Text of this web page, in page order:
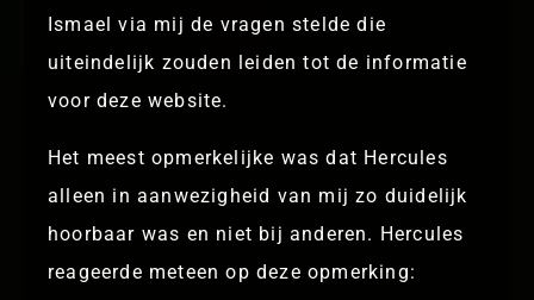
Ismael via mij de vragen stelde die
uiteindelijk zouden leiden tot de informatie
voor deze website.
Het meest opmerkelijke was dat Hercules
alleen in aanwezigheid van mij zo duidelijk
hoorbaar was en niet bij anderen. Hercules
reageerde meteen op deze opmerking: